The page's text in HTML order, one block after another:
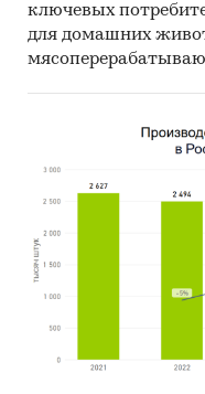
ключевых
для домашних